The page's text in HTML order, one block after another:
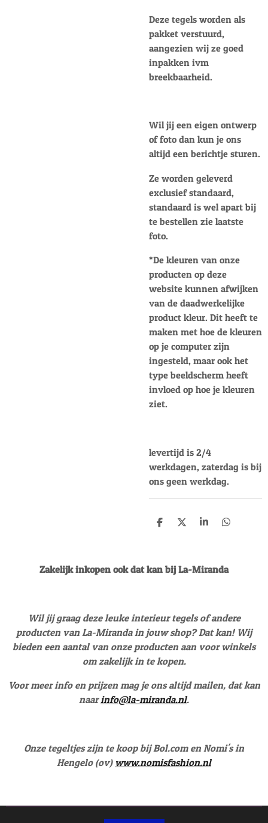
Deze tegels worden als
pakket verstuurd,
aangezien wij ze goed
inpakken ivm
breekbaarheid.
Wil jij een eigen ontwerp
of foto dan kun je ons
altijd een berichtje sturen.
Ze worden geleverd
exclusief standaard,
standaard is wel apart bij
te bestellen zie laatste
foto.
*De kleuren van onze
producten op deze
website kunnen afwijken
van de daadwerkelijke
product kleur. Dit heeft te
maken met hoe de kleuren
op je computer zijn
ingesteld, maar ook het
type beeldscherm heeft
invloed op hoe je kleuren
ziet.
levertijd is 2/4
werkdagen, zaterdag is bij
ons geen werkdag.
D
n
D
S
e
D
n
Zakelijk inkopen ook dat kan bij La-Miranda
Wil jij graag deze leuke interieur tegels of andere
producten van La-Miranda in jouw shop? Dat kan! Wij
bieden een aantal van onze producten aan voor winkels
om zakelijk in te kopen.
Voor meer info en prijzen mag je ons altijd mailen, dat kan
naarinfo@la-miranda.nl.
Onze tegeltjes zijn te koop bij Bol.com en Nomi's in
Hengelo (ov) www.nomisfashion.nl